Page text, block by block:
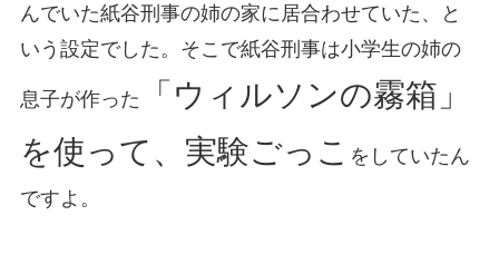
んでいた紙谷刑事の姉の家に居合わせていた、と
いう設定でした。そこで紙谷刑事は小学生の姉の
息子が作った
「ウィルソンの霧箱」
を使って、実験ごっこ をしていたん
ですよ。